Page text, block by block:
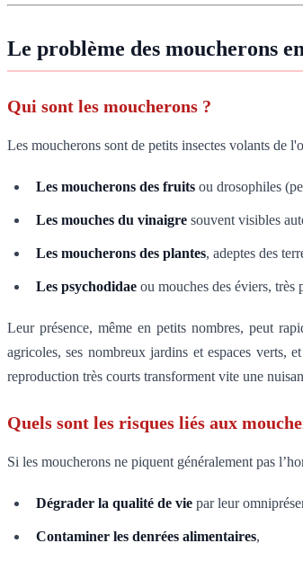
Le problème des moucherons
Qui sont les moucherons ?
Les moucherons sont de petits insectes volants de
Les moucherons des fruits ou drosophiles
Les mouches du vinaigre souvent visibles
Les moucherons des plantes, adeptes des
Les psychodidae ou mouches des éviers, très
Leur présence, même en petits nombres, peut
agricoles, ses nombreux jardins et espaces verts,
reproduction très courts transforment vite une
Quels sont les risques liés aux
Si les moucherons ne piquent généralement pas
Dégrader la qualité de vie par leur
Contaminer les denrées alimentaires,